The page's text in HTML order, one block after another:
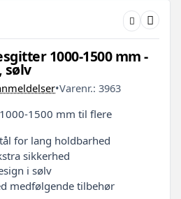
1000-1500 mm -
sølv
•Varenr.: 3963
1500 mm til flere
for lang holdbarhed
sikkerhed
i sølv
medfølgende tilbehør